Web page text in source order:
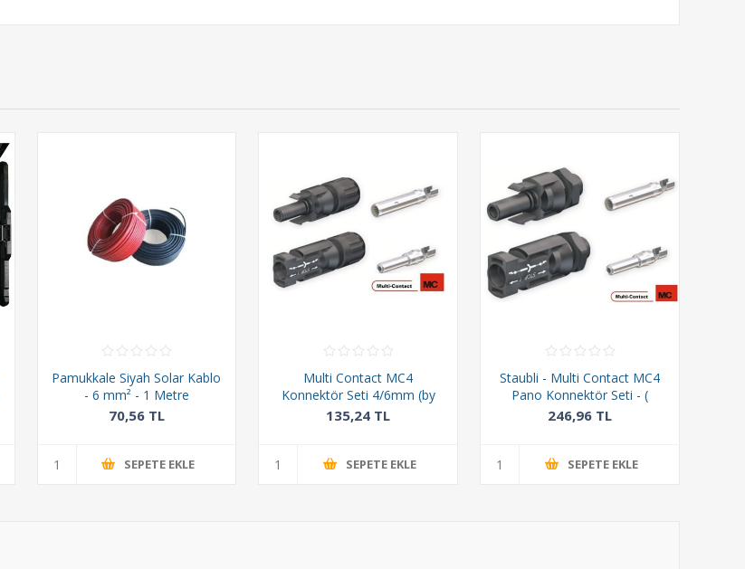
Pamukkale Siyah Solar Kablo
- 6 mm² - 1 Metre
70,56 TL
SEPETE EKLE
Multi Contact MC4
Konnektör Seti 4/6mm (by
Staubli)
135,24 TL
SEPETE EKLE
Staubli - Multi Contact MC4
Pano Konnektör Seti - (
ADBP4 + ADSP4 )
246,96 TL
SEPETE EKLE